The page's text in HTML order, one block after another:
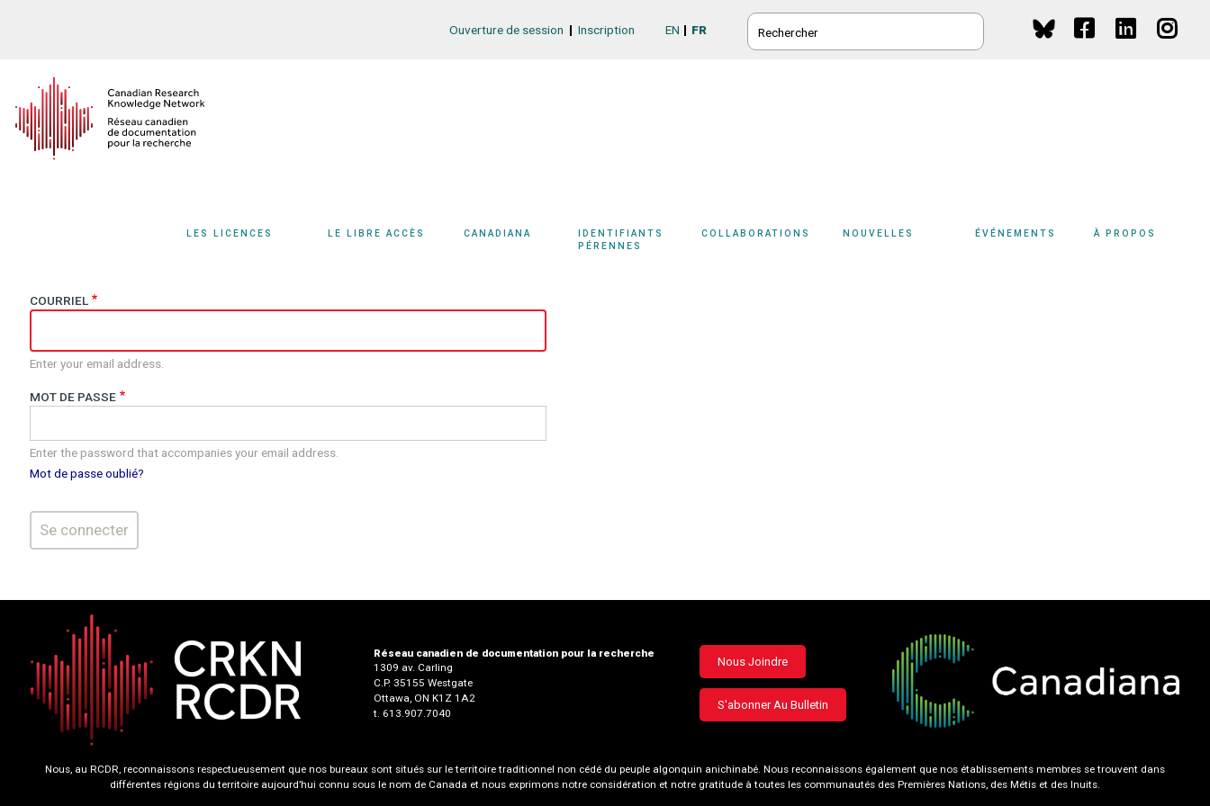
principal
RECHERCHER
EN FR
Ouverture de session Inscription
LES LICENCES LE LIBRE ACCÈS CANADIANA
IDENTIFIANTS
PÉRENNES
COLLABORATIONS NOUVELLES ÉVÉNEMENTS À PROPOS
COURRIEL
Enter your email address.
MOT DE PASSE
Enter the password that accompanies your email address.
Mot de passe oublié?
Réseau canadien de documentation pour la recherche
1309 av. Carling
C.P. 35155 Westgate
Ottawa, ON K1Z 1A2
t. 613.907.7040
Footer
menu
Nous Joindre
S'abonner Au Bulletin
Nous, au RCDR, reconnaissons respectueusement que nos bureaux sont situés sur le territoire traditionnel non cédé du peuple algonquin anichinabé. Nous reconnaissons également que nos établissements membres se trouvent dans
différentes régions du territoire aujourd’hui connu sous le nom de Canada et nous exprimons notre considération et notre gratitude à toutes les communautés des Premières Nations, des Métis et des Inuits.